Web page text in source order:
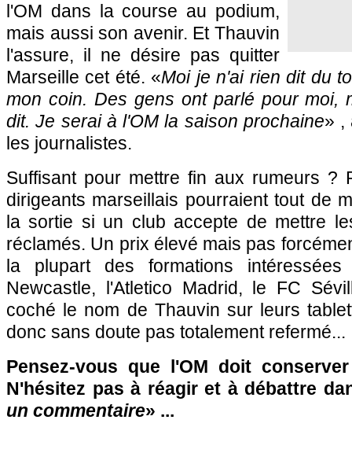
l'OM dans la course au podium,
mais aussi son avenir. Et Thauvin
l'assure, il ne désire pas quitter
Marseille cet été. «Moi je n'ai rien dit du
mon coin. Des gens ont parlé pour moi,
dit. Je serai à l'OM la saison prochaine» ,
les journalistes.
Suffisant pour mettre fin aux rumeurs ?
dirigeants marseillais pourraient tout de
la sortie si un club accepte de mettre
réclamés. Un prix élevé mais pas
la plupart des formations intéressées
Newcastle, l'Atletico Madrid, le FC
coché le nom de Thauvin sur leurs
donc sans doute pas totalement refermé...
Pensez-vous que l'OM doit
N'hésitez pas à réagir et à débattre
un commentaire» ...